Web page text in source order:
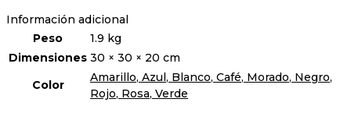
Información adicional
Peso
1.9 kg
Dimensiones 30 × 30 × 20 cm
Color
Amarillo, Azul, Blanco, Café, Morado, Negro,
Rojo, Rosa, Verde